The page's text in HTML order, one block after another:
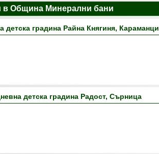
в Община Минерални бани
детска градина Райна Княгиня, Караманци
детска градина Радост, Сърница